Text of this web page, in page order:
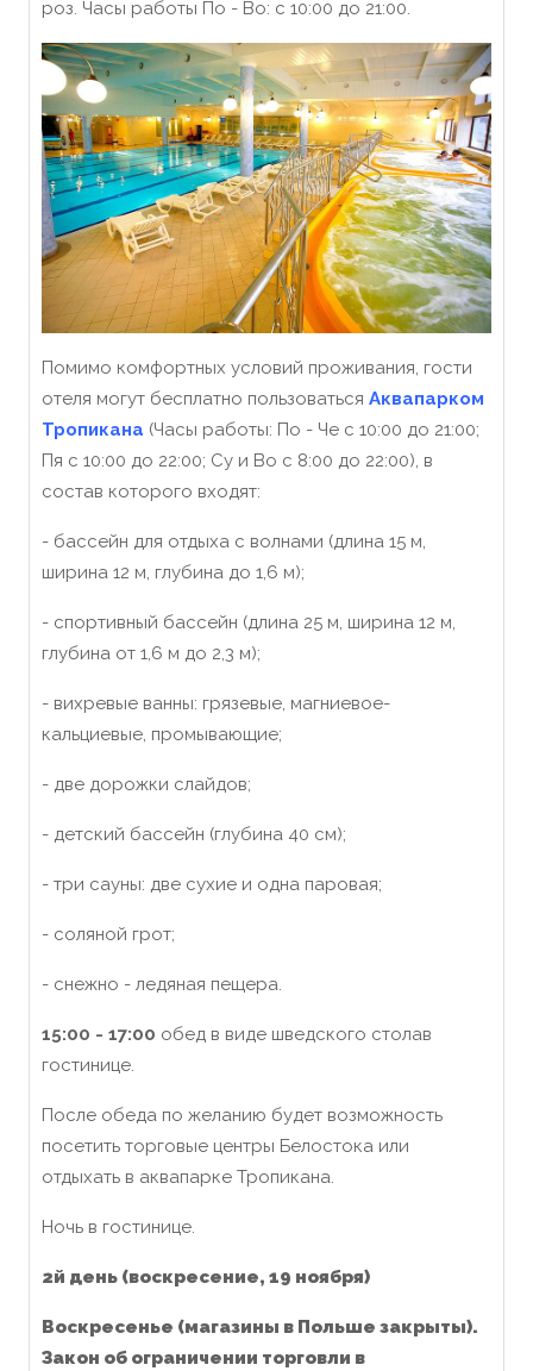
роз. Часы работы По - Во: c 10:00 до 21:00.
Помимо комфортных условий проживания, гости
отеля могут бесплатно пользоваться Аквапарком
Тропикана (Часы работы: По - Че с 10:00 до 21:00;
Пя с 10:00 до 22:00; Су и Во с 8:00 до 22:00), в
состав которого входят:
- бассейн для отдыха с волнами (длина 15 м,
ширина 12 м, глубина до 1,6 м);
- спортивный бассейн (длина 25 м, ширина 12 м,
глубина от 1,6 м до 2,3 м);
- вихревые ванны: грязевые, магниевое-
кальциевые, промывающие;
- две дорожки слайдов;
- детский бассейн (глубина 40 см);
- три сауны: две сухие и одна паровая;
- соляной грот;
- снежно - ледяная пещера.
15:00 - 17:00 обед в виде шведского столав
гостинице.
После обеда по желанию будет возможность
посетить торговые центры Белостока или
отдыхать в аквапарке Тропикана.
Ночь в гостинице.
2й день (воскресение, 19 ноября)
Воскресенье (магазины в Польше закрыты).
Закон об ограничении торговли в